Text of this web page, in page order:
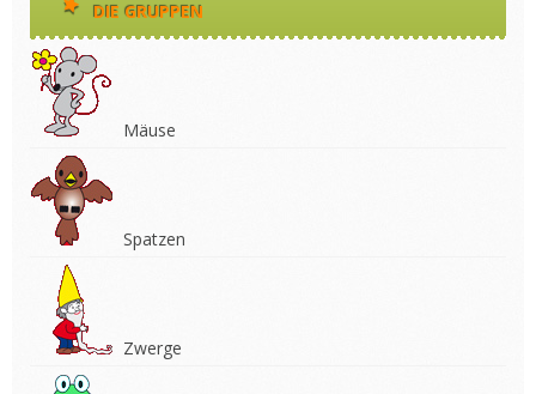
DIE GRUPPEN
Mäuse
Spatzen
Zwerge